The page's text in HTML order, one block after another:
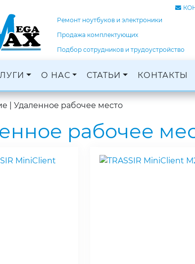
Ремонт ноутбуков и электроники
Продажа комплектующих
Подбор сотрудников и трудоустройство
О НАС СТАТЬИ КОНТАКТЫ
Удаленное рабочее место
рабочее